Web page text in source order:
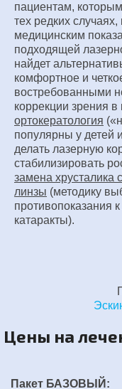
пациентам,
тех редких
медицинским
подходящей
найдет
комфортное и
востребованными
коррекции зрения
ортокератология
популярны у детей
делать лазерную
стабилизировать
замена хрусталика
линзы (методику
противопоказания
катаракты).
Цены на
Пакет БАЗОВЫЙ: